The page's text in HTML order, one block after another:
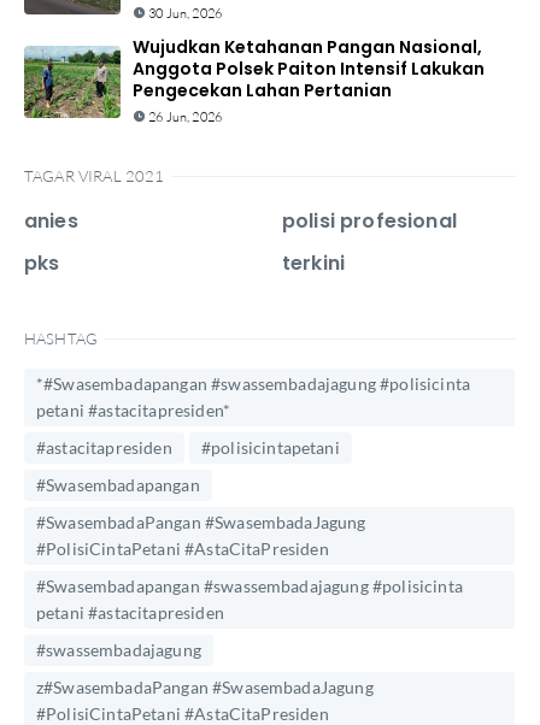
30 Jun, 2026
Wujudkan Ketahanan Pangan Nasional,
Anggota Polsek Paiton Intensif Lakukan
Pengecekan Lahan Pertanian
26 Jun, 2026
TAGAR VIRAL 2021
anies
pks
polisi profesional
terkini
HASHTAG
*#Swasembadapangan #swassembadajagung #polisicinta
petani #astacitapresiden*
#astacitapresiden
#polisicintapetani
#Swasembadapangan
#SwasembadaPangan #SwasembadaJagung
#PolisiCintaPetani #AstaCitaPresiden
#Swasembadapangan #swassembadajagung #polisicinta
petani #astacitapresiden
#swassembadajagung
z#SwasembadaPangan #SwasembadaJagung
#PolisiCintaPetani #AstaCitaPresiden